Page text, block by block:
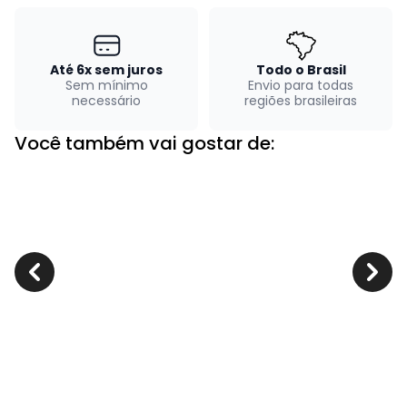
Até 6x sem juros
Sem mínimo
necessário
Todo o Brasil
Envio para todas
regiões brasileiras
Você também vai gostar de: